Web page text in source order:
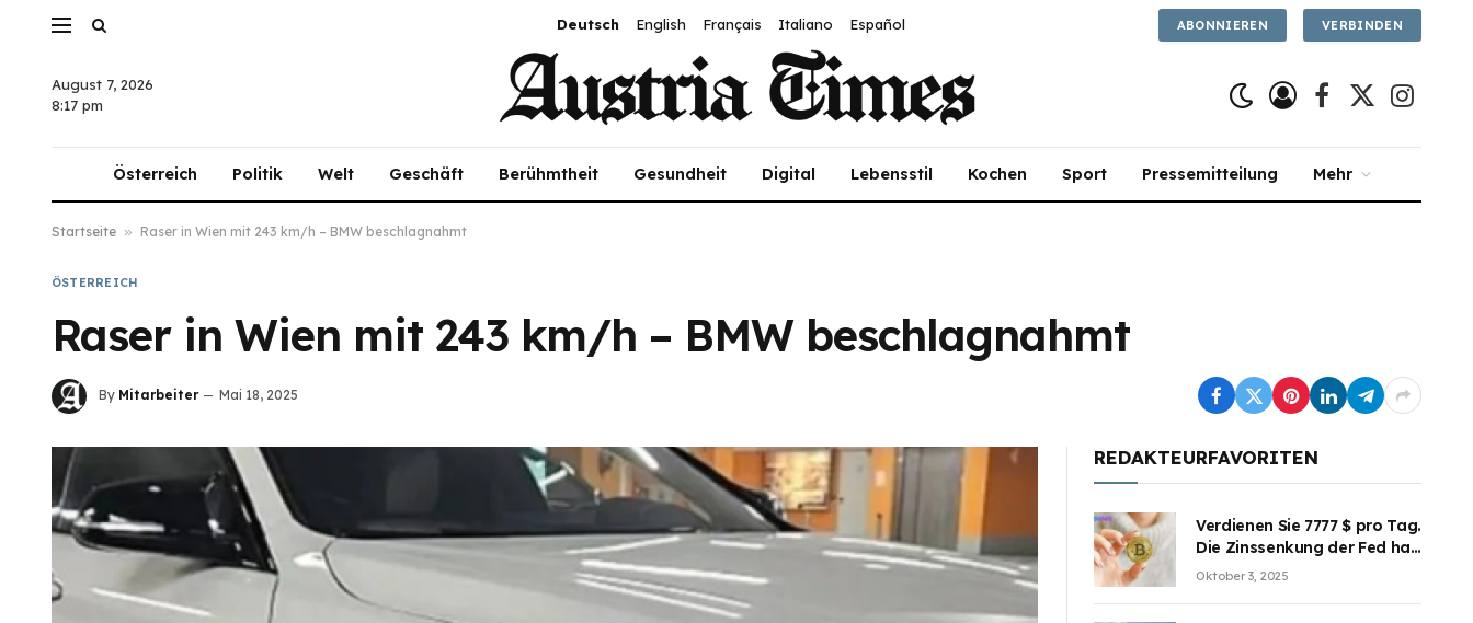
Deutsch English Français Italiano Español ABONNIEREN VERBINDEN
August 7, 2026
8:17 pm
Facebook
X
Österreich Politik Welt Geschäft Berühmtheit Gesundheit Digital Lebensstil Kochen Sport Pressemitteilung Mehr
Startseite » Raser in Wien mit 243 km/h – BMW beschlagnahmt
ÖSTERREICH
Raser in Wien mit 243 km/h – BMW beschlagnahmt
By Mitarbeiter Mai 18, 2025
REDAKTEURFAVORITEN
Verdienen Sie 7777 $ pro Tag.
Die Zinssenkung der Fed hat
die Aufmerksamkeit des
Oktober 3, 2025